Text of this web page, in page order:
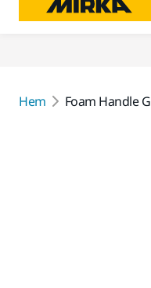
Hem Foam Handle